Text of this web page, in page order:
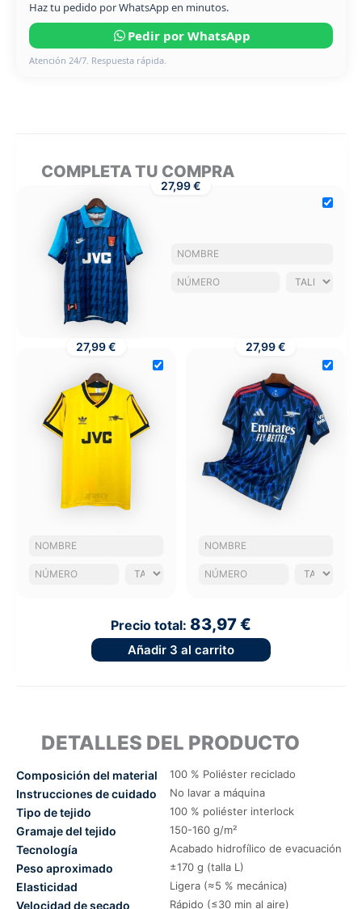
Haz tu pedido por WhatsApp en minutos.
Pedir por WhatsApp
Atención 24/7. Respuesta rápida.
COMPLETA TU COMPRA
27,99 €
27,99 € 27,99 €
Precio total: 83,97 €
Añadir 3 al carrito
DETALLES DEL PRODUCTO
Composición del material 100 % Poliéster reciclado
Instrucciones de cuidado No lavar a máquina
Tipo de tejido 100 % poliéster interlock
Gramaje del tejido 150-160 g/m²
Tecnología Acabado hidrofílico de evacuación
Peso aproximado ±170 g (talla L)
Elasticidad Ligera (≈5 % mecánica)
Velocidad de secado Rápido (≤30 min al aire)